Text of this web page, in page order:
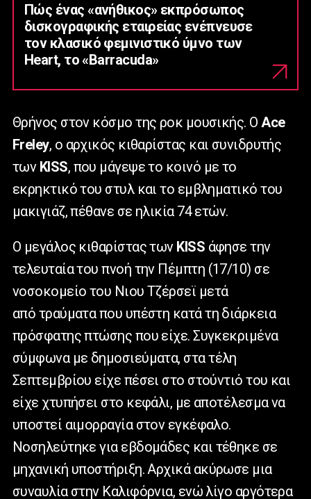
Πώς ένας «ανήθικος» εκπρόσωπος
δισκογραφικής εταιρείας ενέπνευσε
τον κλασικό φεμινιστικό ύμνο των
Heart, το «Barracuda»
Θρήνος στον κόσμο της ροκ μουσικής. ΟAce
Freley, ο αρχικός κιθαρίστας και συνιδρυτής
των KISS, που μάγεψε το κοινό με το
εκρηκτικό του στυλ και το εμβληματικό του
μακιγιάζ, πέθανε σε ηλικία 74 ετών.
Ο μεγάλος κιθαρίστας των KISS άφησε την
τελευταία του πνοή την Πέμπτη (17/10) σε
νοσοκομείο του Νιου Τζέρσεϊ μετά
από τραύματα που υπέστη κατά τη διάρκεια
πρόσφατης πτώσης που είχε. Συγκεκριμένα
σύμφωνα με δημοσιεύματα, στα τέλη
Σεπτεμβρίου είχε πέσει στο στούντιό του και
είχε χτυπήσει στο κεφάλι, με αποτέλεσμα να
υποστεί αιμορραγία στον εγκέφαλο.
Νοσηλεύτηκε για εβδομάδες και τέθηκε σε
μηχανική υποστήριξη. Αρχικά ακύρωσε μια
συναυλία στην Καλιφόρνια, ενώ λίγο αργότερα